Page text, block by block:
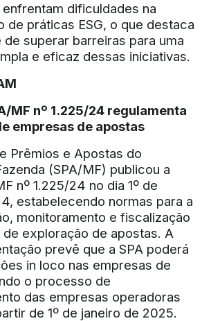
dificuldades na
de práticas ESG, o que destaca
de superar barreiras para uma
e eficaz dessas iniciativas.
MF nº 1.225/24 regulamenta
empresas de apostas
Prêmios e Apostas do
(SPA/MF) publicou a
nº 1.225/24 no dia 1º de
estabelecendo normas para a
monitoramento e fiscalização
exploração de apostas. A
prevê que a SPA poderá
in loco nas empresas de
o processo de
das empresas operadoras
de 1º de janeiro de 2025.